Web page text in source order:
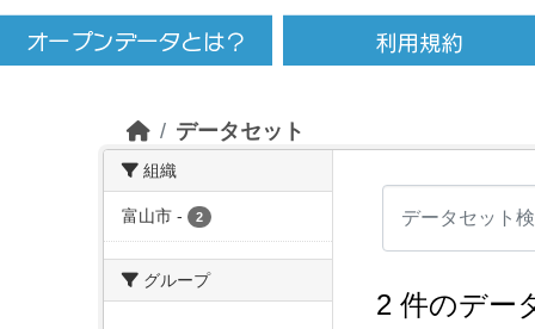
データセット
組織
富山市 - 2
グループ
2 件のデー